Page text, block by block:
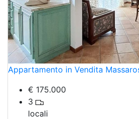
Appartamento in Vendita
€ 175.000
3
locali